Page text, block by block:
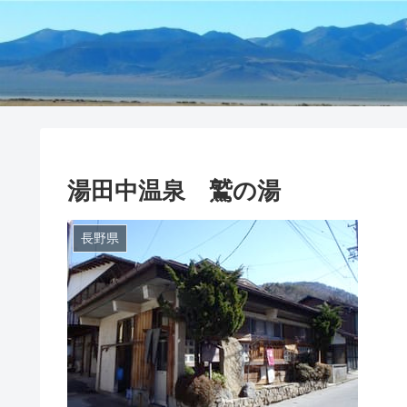
湯田中温泉 鷲の湯
長野県